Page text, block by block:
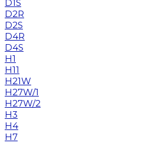
D1S
D2R
D2S
D4R
D4S
H1
H11
H21W
H27W/1
H27W/2
H3
H4
H7